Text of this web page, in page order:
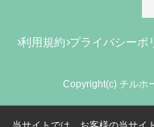
利用規約 プライバシーポ
Copyright(c) チルホ